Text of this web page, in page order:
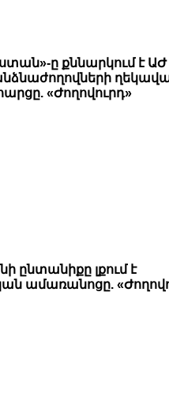
ը քննարկում է ԱԺ
«Ժողովուրդ»
ընտանիքը լքում է
ամառանոցը.